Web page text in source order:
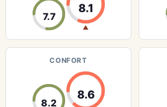
7.7
8.1
▲
CONFORT
8.2
8.6